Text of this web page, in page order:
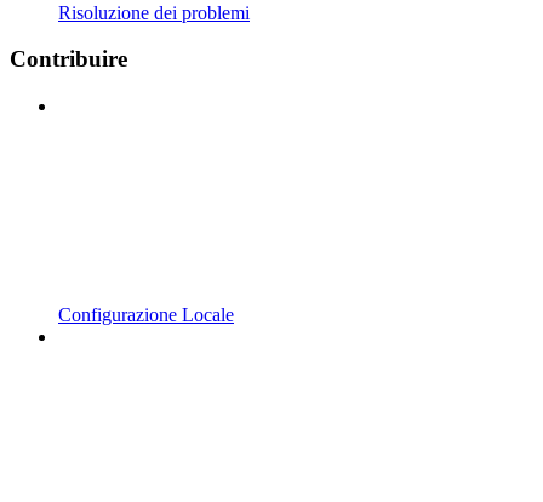
Risoluzione dei problemi
Contribuire
Configurazione Locale